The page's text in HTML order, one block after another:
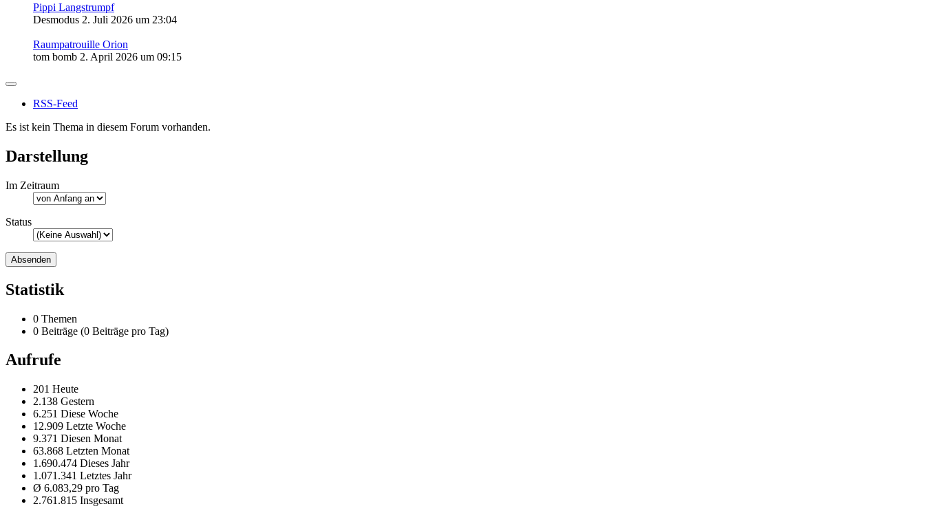
Pippi Langstrumpf
Desmodus 2. Juli 2026 um 23:04
Raumpatrouille Orion
tom bomb 2. April 2026 um 09:15
RSS-Feed
Es ist kein Thema in diesem Forum vorhanden.
Darstellung
Im Zeitraum
Status
Statistik
0 Themen
0 Beiträge (0 Beiträge pro Tag)
Aufrufe
201 Heute
2.138 Gestern
6.251 Diese Woche
12.909 Letzte Woche
9.371 Diesen Monat
63.868 Letzten Monat
1.690.474 Dieses Jahr
1.071.341 Letztes Jahr
Ø 6.083,29 pro Tag
2.761.815 Insgesamt